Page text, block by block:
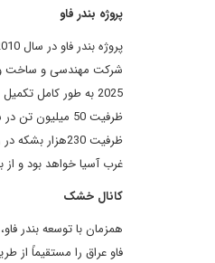
پروژه بندر فاو
غرب آسیا خواهد بود و از بندر جبل علی
کانال خشک
همزمان با توسعه‌ بندر
فاو عراق را مستقیماً از